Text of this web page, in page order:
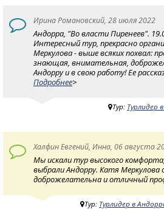
Ирина Романовский, 28 июля 2022
Андорра, "Во власти Пиренеев".
Интересный тур, прекрасно
Меркулова - выше всяких похвал:
знающая, внимательная,
Андорру и в свою работу! Ее
Подробнее>
Тур: Турлидер
Халфин Евгений, Инна, 06 августа
Мы искали тур высокого
выбрали Андорру. Катя Меркулова
доброжелательна и отличный
Тур: Турлидер в